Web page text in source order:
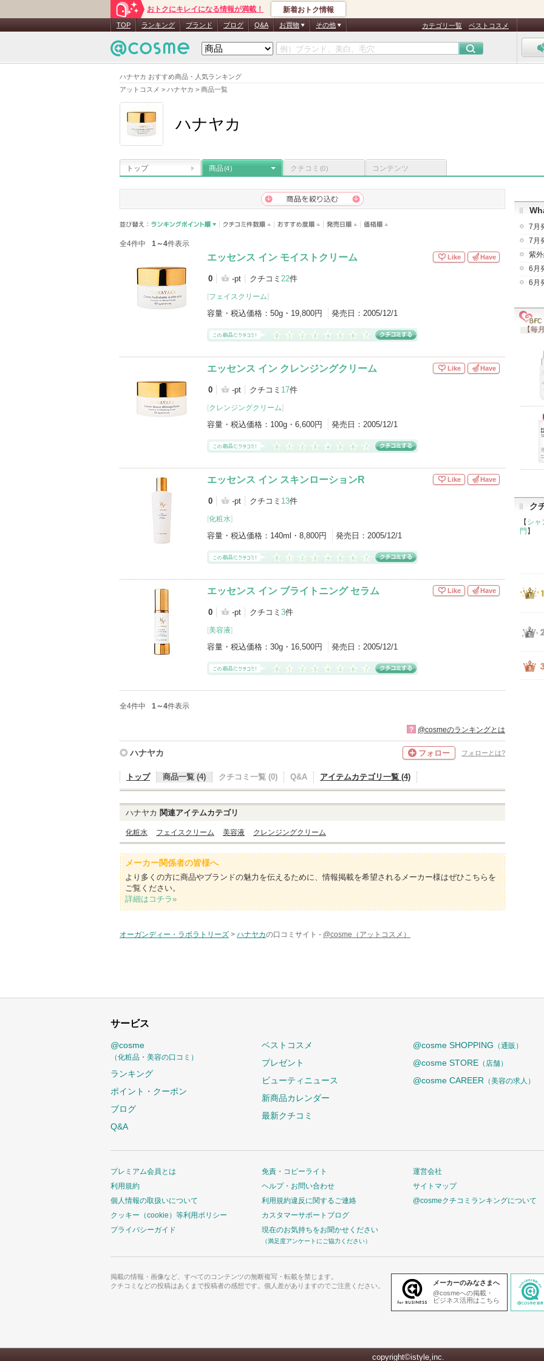
ハナヤカ おすすめ商品・人気ランキング
アットコスメ > ハナヤカ > 商品一覧
おトクにキレイになる情報が満載！ 新着おトク情報
TOP ランキング ブランド ブログ Q&A お買物 その他 カテゴリ一覧 ベストコスメ
ハナヤカ
トップ 商品(4) クチコミ (0) コンテンツ
全4件中 1～4件表示
エッセンス イン モイストクリーム
0 -pt クチコミ 22件
[フェイスクリーム]
容量・税込価格： 50g・19,800円 発売日： 2005/12/1
Like Have
エッセンス イン クレンジングクリーム
0 -pt クチコミ 17件
[クレンジングクリーム]
容量・税込価格： 100g・6,600円 発売日： 2005/12/1
Like Have
エッセンス イン スキンローションR
0 -pt クチコミ 13件
[化粧水]
容量・税込価格： 140ml・8,800円 発売日： 2005/12/1
Like Have
エッセンス イン ブライトニング セラム
0 -pt クチコミ 3件
[美容液]
容量・税込価格： 30g・16,500円 発売日： 2005/12/1
Like Have
全4件中 1～4件表示
? @cosmeのランキングとは
ハナヤカ フォロー フォローとは?
トップ 商品一覧 (4) クチコミ一覧 (0) Q&A アイテムカテゴリ一覧 (4)
ハナヤカ 関連アイテムカテゴリ
化粧水 フェイスクリーム 美容液 クレンジングクリーム
メーカー関係者の皆様へ
より多くの方に商品やブランドの魅力を伝えるために、情報掲載を希望されるメーカー様はぜひこちらを
ご覧ください。
詳細はコチラ»
オーガンディー・ラボラトリーズ > ハナヤカの口コミサイト - @cosme（アットコスメ）
7月
7月
紫
6月
6月
【毎
ク
【 シャ
門 】
サービス
@cosme
（化粧品・美容の口コミ）
ランキング
ポイント・クーポン
ブログ
Q&A
ベストコスメ
プレゼント
ビューティニュース
新商品カレンダー
最新クチコミ
@cosme SHOPPING （通販）
@cosme STORE （店舗）
@cosme CAREER （美容の求人）
プレミアム会員とは
利用規約
個人情報の取扱いについて
クッキー（cookie）等利用ポリシー
プライバシーガイド
免責・コピーライト
ヘルプ・お問い合わせ
利用規約違反に関するご連絡
カスタマーサポートブログ
現在のお気持ちをお聞かせください
（満足度アンケートにご協力ください）
運営会社
サイトマップ
@cosmeクチコミランキングについて
掲載の情報・画像など、すべてのコンテンツの無断複写・転載を禁じます。
クチコミなどの投稿はあくまで投稿者の感想です。個人差がありますのでご注意ください。
メーカーのみなさまへ
@cosmeへの掲載・
ビジネス活用はこちら
copyright©istyle,inc.